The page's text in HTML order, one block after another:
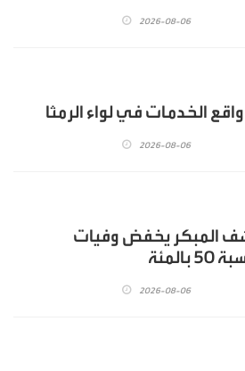
2026-08-06
الخدمات في لواء الرمثا
2026-08-06
المبكر يخفض وفيات
2026-08-06